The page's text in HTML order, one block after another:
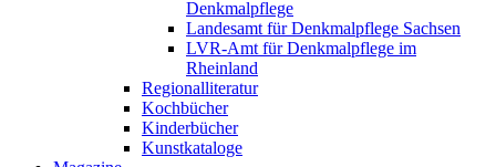
Denkmalpflege
Landesamt für Denkmalpflege Sachsen
LVR-Amt für Denkmalpflege im
Rheinland
Regionalliteratur
Kochbücher
Kinderbücher
Kunstkataloge